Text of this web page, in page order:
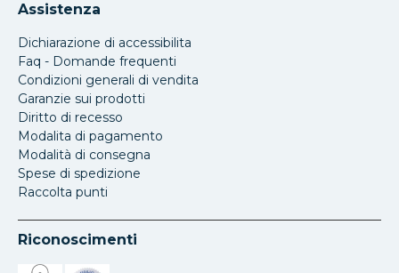
Assistenza
Dichiarazione di accessibilita
Faq - Domande frequenti
Condizioni generali di vendita
Garanzie sui prodotti
Diritto di recesso
Modalita di pagamento
Modalità di consegna
Spese di spedizione
Raccolta punti
Riconoscimenti